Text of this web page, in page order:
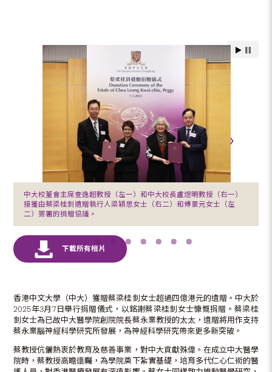
中大校董會主席查逸超教授（左一）和中大校長盧煜明教授（右一）
接獲由蔡梁桂釗遺贈執行人梁穎思女士（右二）和傅景元女士（左
二）簽署的捐贈協議。
香港中文大學（中大）獲贈蔡梁桂釗女士超過四億港元的遺贈。中大於
2025年3月7日舉行捐贈儀式，以銘謝蔡梁桂釗女士慷慨捐贈。蔡梁桂
釗女士為已故中大醫學院創院院長蔡永業教授的太太，遺贈將用作支持
蔡永業腦神經科學研究所發展，為神經科學研究帶來更多新突破。
蔡教授伉儷熱衷於教育及慈善事業，對中大貢獻殊偉。在成立中大醫學
院時，蔡教授高瞻遠矚，為學院奠下紮實基礎，培育多代仁心仁術的醫